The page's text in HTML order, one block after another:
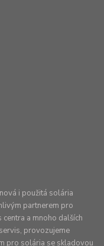
i použitá solária
partnerem pro
a mnoho dalších
provozujeme
pro solária se skladovou